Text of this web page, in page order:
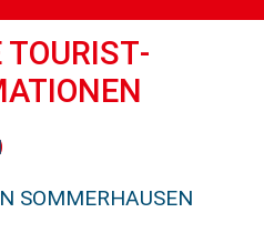
TOURIST­
SOMMERHAUSEN